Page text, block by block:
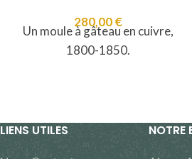
280,00€
Un moule à gâteau en cuivre,
1800-1850.
LIENS UTILES NOTRE